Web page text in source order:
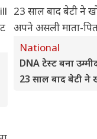
National
DNA टेस्ट बना
23 साल बाद बेटी ने